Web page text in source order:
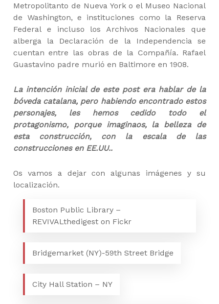
Metropolitanto de Nueva York o el Museo Nacional
de Washington, e instituciones como la Reserva
Federal e incluso los Archivos Nacionales que
alberga la Declaración de la Independencia se
cuentan entre las obras de la Compañía. Rafael
Guastavino padre murió en Baltimore en 1908.
La intención inicial de este post era hablar de la
bóveda catalana, pero habiendo encontrado estos
personajes, les hemos cedido todo el
protagonismo, porque imaginaos, la belleza de
esta construcción, con la escala de las
construcciones en EE.UU..
Os vamos a dejar con algunas imágenes y su
localización.
Boston Public Library –
REVIVALthedigest on Fickr
Bridgemarket (NY)-59th Street Bridge
City Hall Station – NY